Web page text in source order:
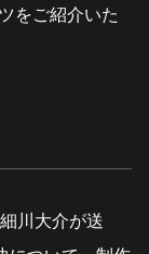
をご紹介いた
川大介が送